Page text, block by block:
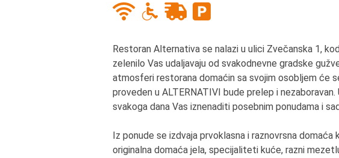
Restoran Alternativa se nalazi u ulici Zvečanska 1,
zelenilo Vas udaljavaju od svakodnevne gradske
atmosferi restorana domaćin sa svojim osobljem će
proveden u ALTERNATIVI bude prelep i
svakoga dana Vas iznenaditi posebnim ponudama i
Iz ponude se izdvaja prvoklasna i raznovrsna domaća
originalna domaća jela, specijaliteti kuće, razni